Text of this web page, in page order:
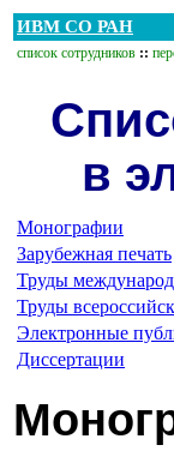
ИВМ СО РАН
список сотрудников ::
в
Монографии
Зарубежная печать
Труды
Труды
Электронные
Диссертации